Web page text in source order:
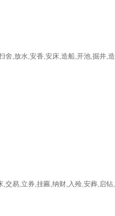
舍,放水,安香,安床,造船,开池,掘井,造
交易,立券,挂匾,纳财,入殓,安葬,启钻,